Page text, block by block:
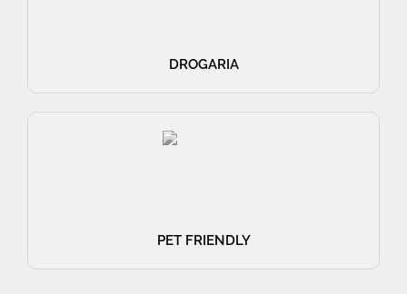
DROGARIA
PET FRIENDLY